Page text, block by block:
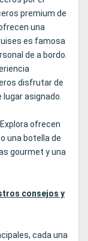
premium de
una
es famosa
de a bordo.
disfrutar de
asignado.
ofrecen
una botella de
gourmet y una
consejos y
cada una